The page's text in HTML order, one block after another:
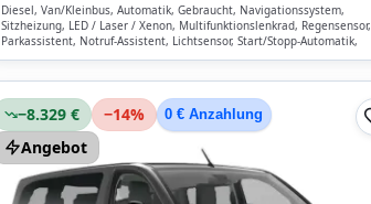
Diesel, Van/Kleinbus, Automatik, Gebraucht, Navigationssystem,
Sitzheizung, LED / Laser / Xenon, Multifunktionslenkrad, Regensensor,
Parkassistent, Notruf-Assistent, Lichtsensor, Start/Stopp-Automatik,
−8.329 € −14% 0 € Anzahlung
Angebot